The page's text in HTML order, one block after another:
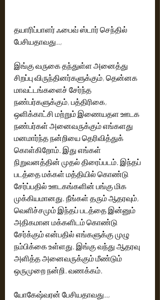
தயாரிப்பாளர் ஃபைவ் ஸ்டார் செந்தில்
பேசியதாவது..,
இங்கு வருகை தந்துள்ள அனைத்து
சிறப்பு விருந்தினர்களுக்கும், தென்னக
மாவட்டங்களைச் சேர்ந்த
நண்பர்களுக்கும், பத்திரிகை,
ஒளிக்காட்சி மற்றும் இணையதள ஊடக
நண்பர்கள் அனைவருக்கும் எங்களது
மனமார்ந்த நன்றியை தெரிவித்துக்
கொள்கிறோம். இது எங்கள்
நிறுவனத்தின் முதல் திரைப்படம். இந்தப்
படத்தை மக்கள் மத்தியில் கொண்டு
சேர்ப்பதில் ஊடகங்களின் பங்கு மிக
முக்கியமானது. நீங்கள் தரும் ஆதரவும்,
வெளிச்சமும் இந்தப் படத்தை இன்னும்
அதிகமான மக்களிடம் கொண்டு
சேர்க்கும் என்பதில் எங்களுக்கு முழு
நம்பிக்கை உள்ளது. இங்கு வந்து ஆதரவு
அளித்த அனைவருக்கும் மீண்டும்
ஒருமுறை நன்றி. வணக்கம்.
யோகேஷ்வரன் பேசியதாவது..,